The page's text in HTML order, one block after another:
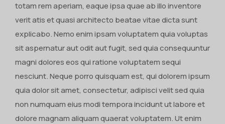
totam rem aperiam, eaque ipsa quae ab illo inventore
verit atis et quasi architecto beatae vitae dicta sunt
explicabo. Nemo enim ipsam voluptatem quia voluptas
sit aspernatur aut odit aut fugit, sed quia consequuntur
magni dolores eos qui ratione voluptatem sequi
nesciunt. Neque porro quisquam est, qui dolorem ipsum
quia dolor sit amet, consectetur, adipisci velit sed quia
non numquam eius modi tempora incidunt ut labore et
dolore magnam aliquam quaerat voluptatem. Ut enim